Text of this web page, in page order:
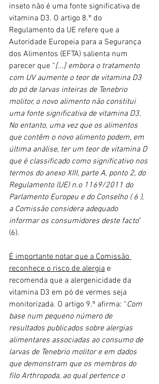
inseto não é uma fonte significativa de
vitamina D3. O artigo 8.º do
Regulamento da UE refere que a
Autoridade Europeia para a Segurança
dos Alimentos (EFTA) salienta num
parecer que “[...] embora o tratamento
com UV aumente o teor de vitamina D3
do pó de larvas inteiras de Tenebrio
molitor, o novo alimento não constitui
uma fonte significativa de vitamina D3.
No entanto, uma vez que os alimentos
que contêm o novo alimento podem, em
última análise, ter um teor de vitamina D
que é classificado como significativo nos
termos do anexo XIII, parte A, ponto 2, do
Regulamento (UE) n.o 1169/2011 do
Parlamento Europeu e do Conselho ( 6 ),
a Comissão considera adequado
informar os consumidores deste facto”
(6).
É importante notar que a Comissão
reconhece o risco de alergia e
recomenda que a alergenicidade da
vitamina D3 em pó de vermes seja
monitorizada. O artigo 9.º afirma: “Com
base num pequeno número de
resultados publicados sobre alergias
alimentares associadas ao consumo de
larvas de Tenebrio molitor e em dados
que demonstram que os membros do
filo Arthropoda, ao qual pertence o